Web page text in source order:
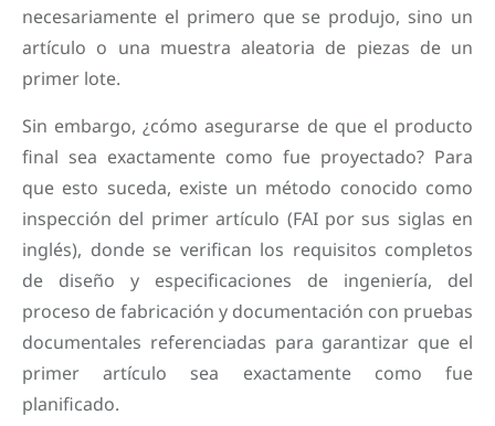
necesariamente el primero que se produjo, sino un
artículo o una muestra aleatoria de piezas de un
primer lote.
Sin embargo, ¿cómo asegurarse de que el producto
final sea exactamente como fue proyectado? Para
que esto suceda, existe un método conocido como
inspección del primer artículo (FAI por sus siglas en
inglés), donde se verifican los requisitos completos
de diseño y especificaciones de ingeniería, del
proceso de fabricación y documentación con pruebas
documentales referenciadas para garantizar que el
primer artículo sea exactamente como fue
planificado.